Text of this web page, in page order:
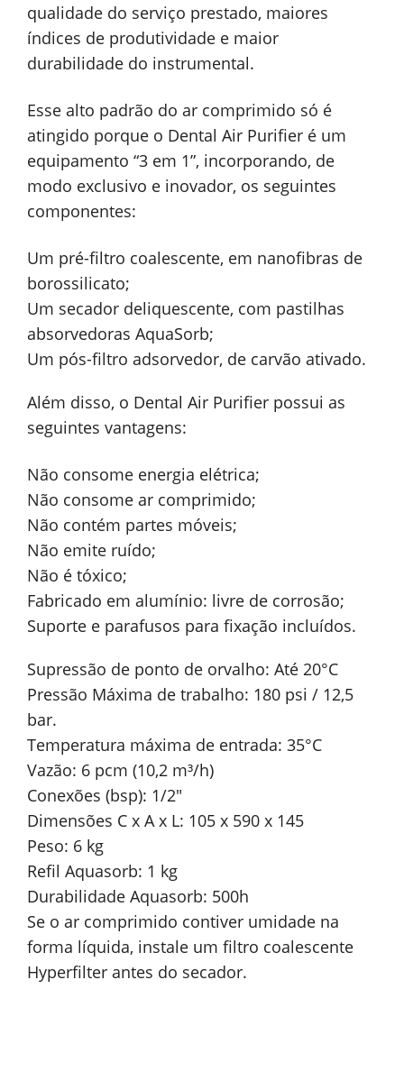
qualidade do serviço prestado, maiores
índices de produtividade e maior
durabilidade do instrumental.
Esse alto padrão do ar comprimido só é
atingido porque o Dental Air Purifier é um
equipamento “3 em 1”, incorporando, de
modo exclusivo e inovador, os seguintes
componentes:
Um pré-filtro coalescente, em nanofibras de
borossilicato;
Um secador deliquescente, com pastilhas
absorvedoras AquaSorb;
Um pós-filtro adsorvedor, de carvão ativado.
Além disso, o Dental Air Purifier possui as
seguintes vantagens:
Não consome energia elétrica;
Não consome ar comprimido;
Não contém partes móveis;
Não emite ruído;
Não é tóxico;
Fabricado em alumínio: livre de corrosão;
Suporte e parafusos para fixação incluídos.
Supressão de ponto de orvalho: Até 20°C
Pressão Máxima de trabalho: 180 psi / 12,5
bar.
Temperatura máxima de entrada: 35°C
Vazão: 6 pcm (10,2 m³/h)
Conexões (bsp): 1/2″
Dimensões C x A x L: 105 x 590 x 145
Peso: 6 kg
Refil Aquasorb: 1 kg
Durabilidade Aquasorb: 500h
Se o ar comprimido contiver umidade na
forma líquida, instale um filtro coalescente
Hyperfilter antes do secador.